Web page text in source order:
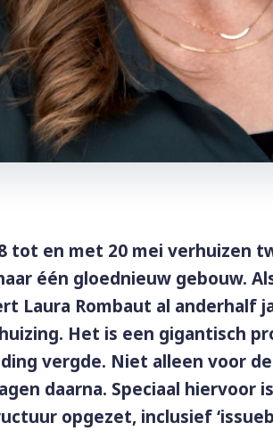
tot en met 20 mei verhuizen
één gloednieuw gebouw.
Laura Rombaut al anderhalf
Het is een gigantisch
vergde. Niet alleen voor
daarna. Speciaal hiervoor
opgezet, inclusief